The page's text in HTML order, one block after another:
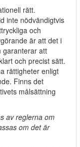
rätt.
inte nödvändigtvis
och
är att det i
garanterar att
och precist sätt.
rättigheter enligt
Finns det
målsättning
av reglerna om
om det är